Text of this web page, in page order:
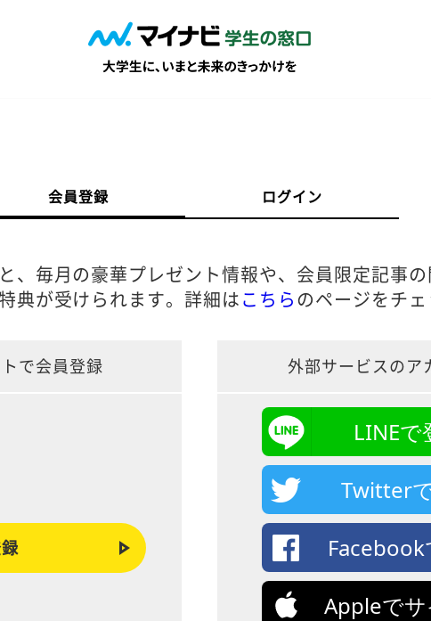
会員登録 ログイン
、毎月の豪華プレゼント情報や、会員限定記事の
典が受けられます。詳細は こちら のページをチェ
で会員登録 外部サービスのア
LINEで
Twitter
Facebook
Appleで